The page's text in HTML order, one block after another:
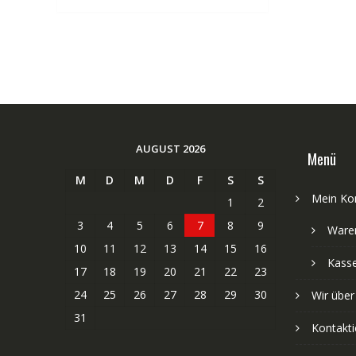
AUGUST 2026
M D M D F S
S
1
2
3
4 5 6 7 8
9
10
11 12 13 14 15
16
17
18 19 20 21 22
23
24
25 26 27 28 29
30
31
Menü
Mein
Wir